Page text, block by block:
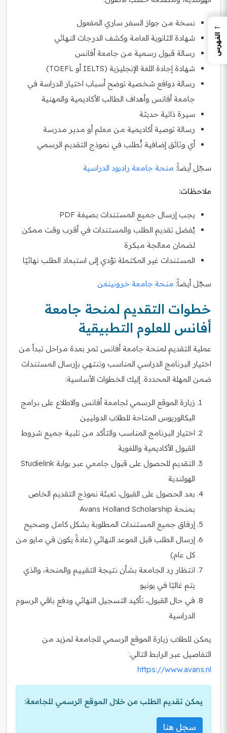
نسخة من جواز السفر ساري المفعول
شهادة الثانوية العامة وكشف الدرجات النهائي
رسالة قبول رسمية من جامعة أفانس
شهادة إجادة اللغة الإنجليزية (IELTS أو TOEFL)
رسالة دوافع شخصية توضح أسباب اختيار الدراسة في
جامعة أفانس وأهداف الطالب الأكاديمية والمهنية
سيرة ذاتية حديثة
رسالة توصية أكاديمية من معلم أو مدير مدرسة
أي وثائق إضافية تُطلب في نموذج التقديم الرسمي
سجّل أيضاً: منحة جامعة رادبود الدراسية
ملاحظات:
يجب إرسال جميع المستندات بصيغة PDF
يُفضل تقديم الطلب والمستندات في أقرب وقت ممكن
لضمان معالجة مبكرة
المستندات غير المكتملة تؤدي إلى استبعاد الطلب نهائيًا
سجّل أيضاً: منحة جامعة خرونينغن
خطوات التقديم لمنحة جامعة
أفانس للعلوم التطبيقية
عملية التقديم لمنحة جامعة أفانس تمر بعدة مراحل تبدأ من
اختيار البرنامج الدراسي المناسب وتنتهي بإرسال المستندات
ضمن المهلة المحددة. إليك الخطوات الأساسية:
زيارة الموقع الرسمي لجامعة أفانس والاطلاع على برامج
البكالوريوس المتاحة للطلاب الدوليين
اختيار البرنامج المناسب والتأكد من تلبية جميع شروط
القبول الأكاديمية واللغوية
التقديم للحصول على قبول جامعي عبر بوابة Studielink
الهولندية
بعد الحصول على القبول، تعبئة نموذج التقديم الخاص
بمنحة Avans Holland Scholarship
إرفاق جميع المستندات المطلوبة بشكل كامل وصحيح
إرسال الطلب قبل الموعد النهائي (عادةً يكون في مايو من
كل عام)
انتظار رد الجامعة بشأن نتيجة التقييم والمنحة، والذي
يتم غالبًا في يونيو
في حال القبول، تأكيد التسجيل النهائي ودفع باقي الرسوم
الدراسية
يمكن للطلاب زيارة الموقع الرسمي للجامعة لمزيد من
التفاصيل عبر الرابط التالي:
https://www.avans.nl
يمكن تقديم الطلب من خلال الموقع الرسمي للجامعة:
سجل هنا
←
الفهرس